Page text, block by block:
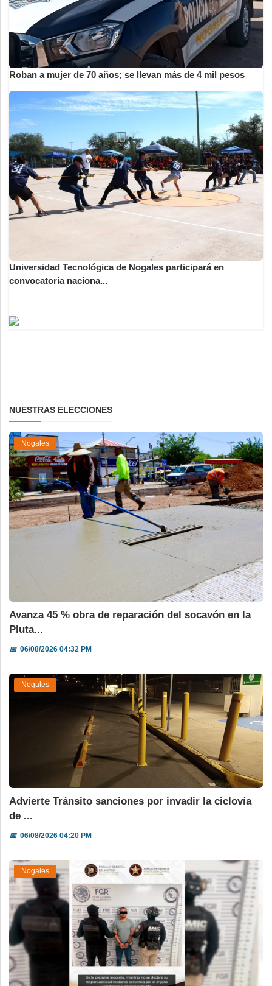
Roban a mujer de 70 años; se llevan más de 4 mil pesos
Universidad Tecnológica de Nogales participará en
convocatoria naciona...
NUESTRAS ELECCIONES
Nogales
Avanza 45 % obra de reparación del socavón en la
Pluta...
📅06/08/2026 04:32 PM
Nogales
Advierte Tránsito sanciones por invadir la ciclovía
de ...
📅06/08/2026 04:20 PM
Nogales